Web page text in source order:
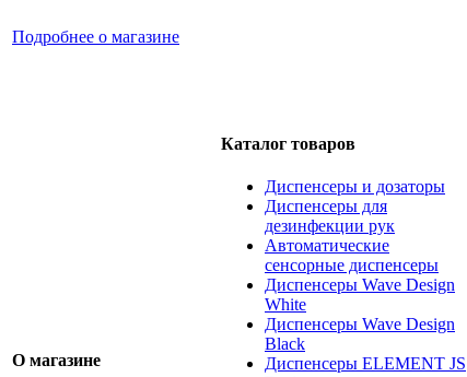
Подробнее о магазине
О магазине
Каталог товаров
Диспенсеры и дозаторы
Диспенсеры для
дезинфекции рук
Автоматические
сенсорные диспенсеры
Диспенсеры Wave Design
White
Диспенсеры Wave Design
Black
Диспенсеры ELEMENT JS